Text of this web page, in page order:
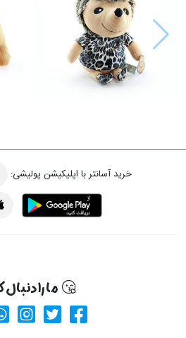
خرید آسانتر با اپلیکیشن پولیشی:
ما را دنبال
صفحهصفحه